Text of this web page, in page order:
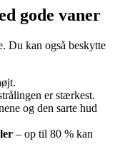
gode vaner
Du kan også beskytte
er stærkest.
og den sarte hud
– op til 80 % kan